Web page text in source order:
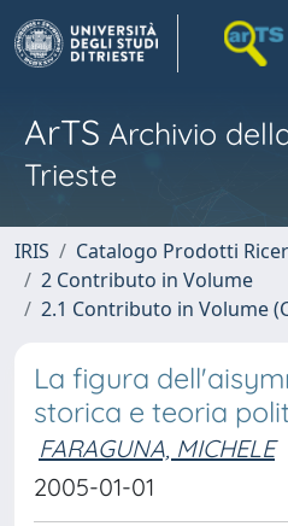
ArTS Archivio
Trieste
IRIS
Catalogo Prodotti
2 Contributo in Volume
2.1 Contributo in Volume
La figura
storica e teoria
FARAGUNA, MICHELE
2005-01-01